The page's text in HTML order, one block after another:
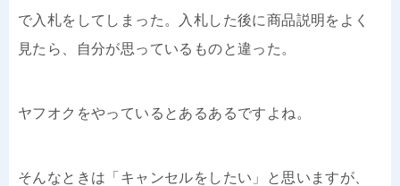
で入札をしてしまった。入札した後に商品説明をよく
見たら、自分が思っているものと違った。
ヤフオクをやっているとあるあるですよね。
そんなときは「キャンセルをしたい」と思いますが、